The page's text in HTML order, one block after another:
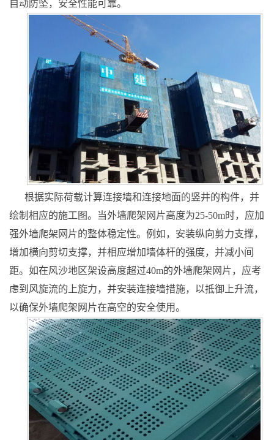
自动防坠，安全性能可靠。
根据实际荷载计算连接墙和连接地面的竖井的构件，并
绘制相应的施工图。当外墙爬架网片高度为25-50m时，应加
强外墙爬架网片的整体稳定性。例如，安装纵向剪力支撑，
增加横向剪切支撑，并相应增加墙体杆的强度，并减小间
距。如在风沙地区架设高度超过40m的外墙爬架网片，应考
虑到风旋流的上旋力，并安装连接墙措施，以抵御上升流，
以确保外墙爬架网片在高空的安全使用。